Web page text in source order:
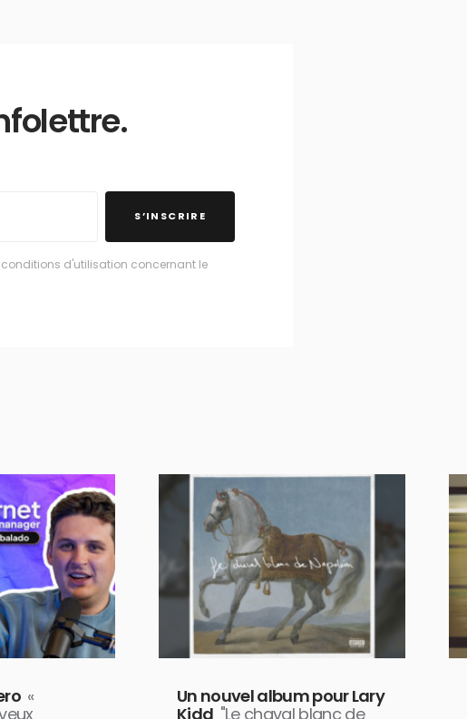
S’INSCRIRE
d'utilisation concernant le
«
Un nouvel album pour Lary
Kidd "Le chaval blanc de